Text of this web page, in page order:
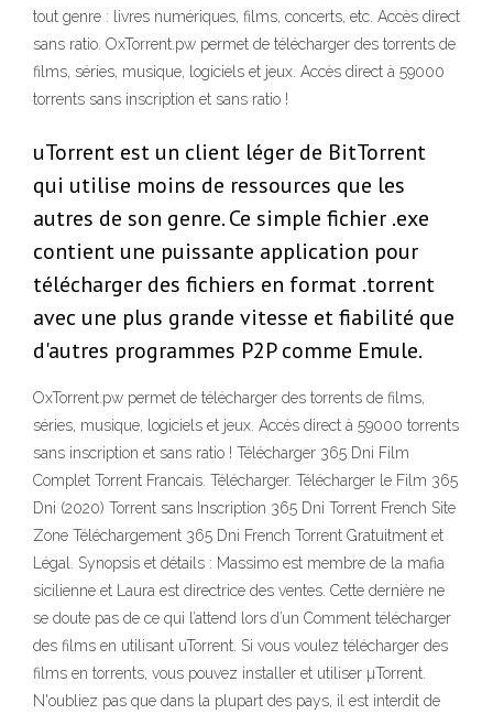
tout genre : livres numériques, films, concerts, etc. Accès direct
sans ratio. OxTorrent.pw permet de télécharger des torrents de
films, séries, musique, logiciels et jeux. Accès direct à 59000
torrents sans inscription et sans ratio !
uTorrent est un client léger de BitTorrent
qui utilise moins de ressources que les
autres de son genre. Ce simple fichier .exe
contient une puissante application pour
télécharger des fichiers en format .torrent
avec une plus grande vitesse et fiabilité que
d'autres programmes P2P comme Emule.
OxTorrent.pw permet de télécharger des torrents de films,
séries, musique, logiciels et jeux. Accès direct à 59000 torrents
sans inscription et sans ratio ! Télécharger 365 Dni Film
Complet Torrent Francais. Télécharger. Télécharger le Film 365
Dni (2020) Torrent sans Inscription 365 Dni Torrent French Site
Zone Téléchargement 365 Dni French Torrent Gratuitment et
Légal. Synopsis et détails : Massimo est membre de la mafia
sicilienne et Laura est directrice des ventes. Cette dernière ne
se doute pas de ce qui l’attend lors d’un Comment télécharger
des films en utilisant uTorrent. Si vous voulez télécharger des
films en torrents, vous pouvez installer et utiliser µTorrent.
N'oubliez pas que dans la plupart des pays, il est interdit de